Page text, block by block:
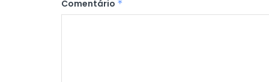
Comentário *